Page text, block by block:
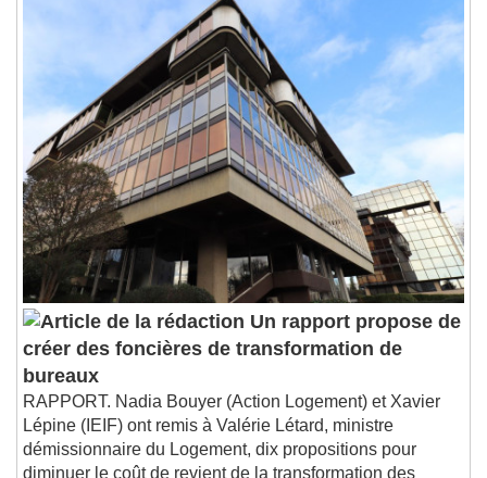
Un rapport propose de
créer des foncières de transformation de
bureaux
RAPPORT. Nadia Bouyer (Action Logement) et Xavier
Lépine (IEIF) ont remis à Valérie Létard, ministre
démissionnaire du Logement, dix propositions pour